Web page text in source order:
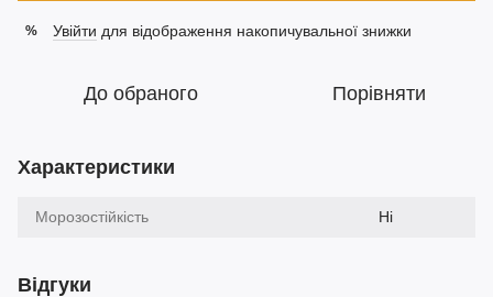
% Увійти для відображення накопичувальної знижки
До обраного Порівняти
Характеристики
Морозостійкість Ні
Відгуки